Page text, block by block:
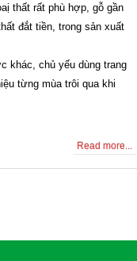
thất rất phù hợp, gỗ gần
đắt tiền, trong sản xuất
khác, chủ yếu dùng trang
từng mùa trôi qua khi
Read more...